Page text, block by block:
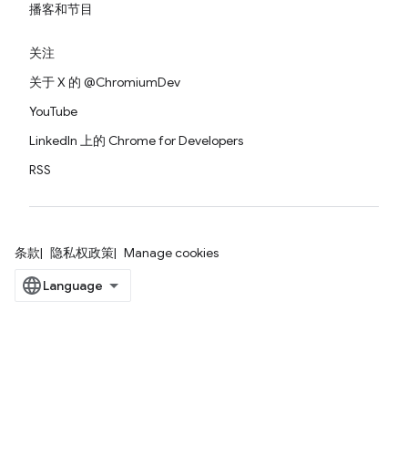
播客和节目
关注
关于 X 的 @ChromiumDev
YouTube
LinkedIn 上的 Chrome for Developers
RSS
条款 隐私权政策 Manage cookies